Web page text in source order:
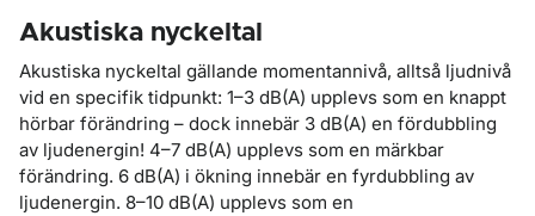
Akustiska nyckeltal
Akustiska nyckeltal gällande momentannivå, alltså ljudnivå
vid en specifik tidpunkt: 1–3 dB(A) upplevs som en knappt
hörbar förändring – dock innebär 3 dB(A) en fördubbling
av ljudenergin! 4–7 dB(A) upplevs som en märkbar
förändring. 6 dB(A) i ökning innebär en fyrdubbling av
ljudenergin. 8–10 dB(A) upplevs som en